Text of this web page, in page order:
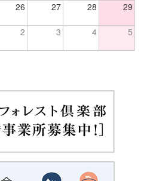
26 27 28 29
2 3 4 5